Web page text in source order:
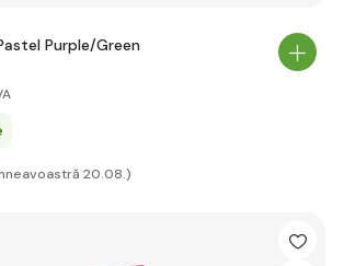
Purple/Green
20.08.)